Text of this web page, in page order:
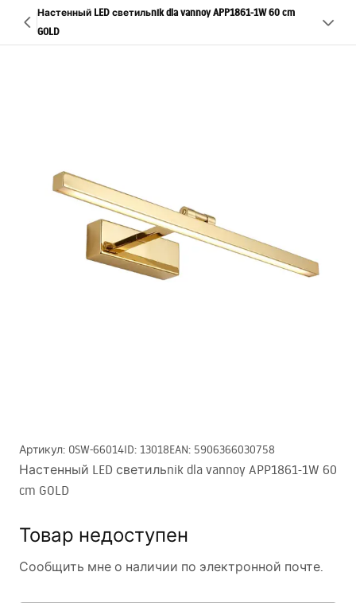
Настенный LED светильnik dla vannoy APP1861-1W 60 cm
GOLD
Артикул: OSW-66014ID: 13018EAN: 5906366030758
Настенный LED светильnik dla vannoy APP1861-1W 60
cm GOLD
Товар недоступен
Сообщить мне о наличии по электронной почте.